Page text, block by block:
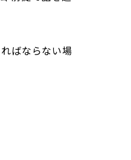
ばならない場